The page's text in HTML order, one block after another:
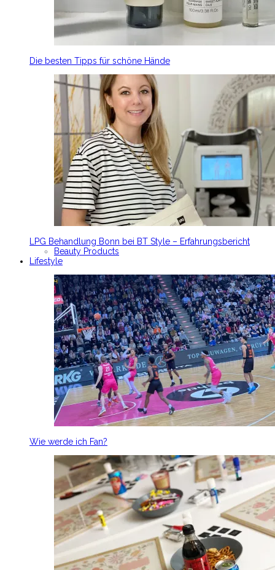
Die besten Tipps für schöne Hände
LPG Behandlung Bonn bei BT Style – Erfahrungsbericht
Beauty Products
Lifestyle
Wie werde ich Fan?